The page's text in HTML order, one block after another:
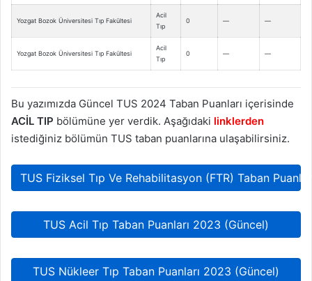
Yozgat Bozok Üniversitesi Tıp Fakültesi
Acil
Tıp
0 — —
Yozgat Bozok Üniversitesi Tıp Fakültesi
Acil
Tıp
0 — —
Bu yazımızda Güncel TUS 2024 Taban Puanları içerisinde
ACİL TIP bölümüne yer verdik. Aşağıdaki linklerden
istediğiniz bölümün TUS taban puanlarına ulaşabilirsiniz.
TUS Fiziksel Tıp Ve Rehabilitasyon (FTR) Taban
TUS Acil Tıp Taban Puanları 2023 (Güncel)
TUS Nükleer Tıp Taban Puanları 2023 (Güncel)